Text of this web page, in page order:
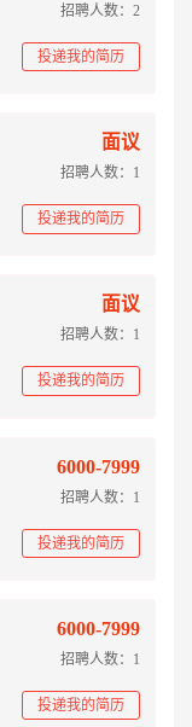
招聘人数：2
投递我的简历
面议
招聘人数：1
投递我的简历
面议
招聘人数：1
投递我的简历
6000-7999
招聘人数：1
投递我的简历
6000-7999
招聘人数：1
投递我的简历